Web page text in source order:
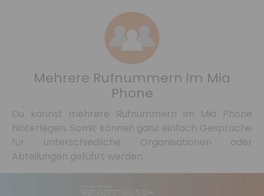
Mehrere Rufnummern im Mia
Phone
Du kannst mehrere Rufnummern im Mia Phone
hinterlegen. Somit können ganz einfach Gespräche
für unterschiedliche Organisationen oder
Abteilungen geführt werden.